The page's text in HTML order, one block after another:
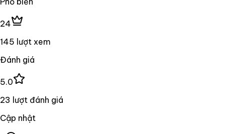
24
145 lượt xem
Đánh giá
5.0
23 lượt đánh giá
Cập nhật